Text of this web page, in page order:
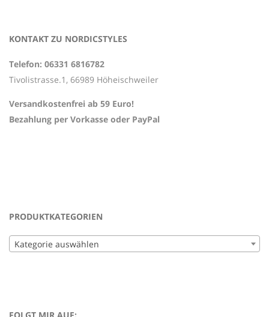
KONTAKT ZU NORDICSTYLES
Telefon: 06331 6816782
Tivolistrasse.1, 66989 Höheischweiler
Versandkostenfrei ab 59 Euro!
Bezahlung per Vorkasse oder PayPal
PRODUKTKATEGORIEN
Kategorie auswählen